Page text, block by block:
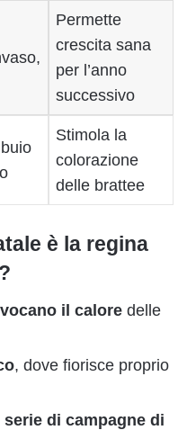
Permette
crescita sana
per l’anno
successivo
Stimola la
colorazione
delle brattee
è la regina
il calore delle
, dove fiorisce proprio
di campagne di